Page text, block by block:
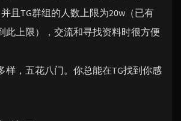
且TG群组的人数上限为20w（已有
此上限），交流和寻找资料时很方便
样，五花八门。你总能在TG找到你感